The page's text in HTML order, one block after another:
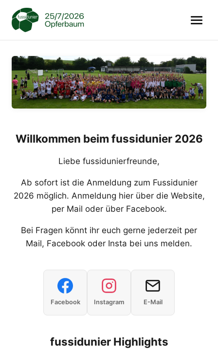
Willkommen beim fussidunier 2026
Liebe fussidunierfreunde,
Ab sofort ist die Anmeldung zum Fussidunier
2026 möglich. Anmeldung hier über die Website,
per Mail oder über Facebook.
Bei Fragen könnt ihr euch gerne jederzeit per
Mail, Facebook oder Insta bei uns melden.
Facebook Instagram E-Mail
fussidunier Highlights